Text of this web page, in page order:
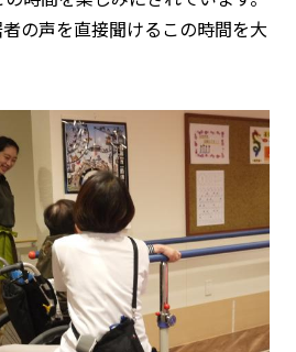
の声を直接聞けるこの時間を大